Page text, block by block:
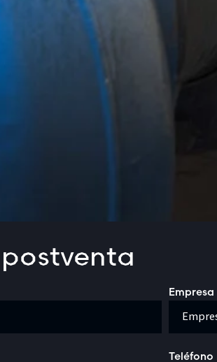
Empresa
Teléfono